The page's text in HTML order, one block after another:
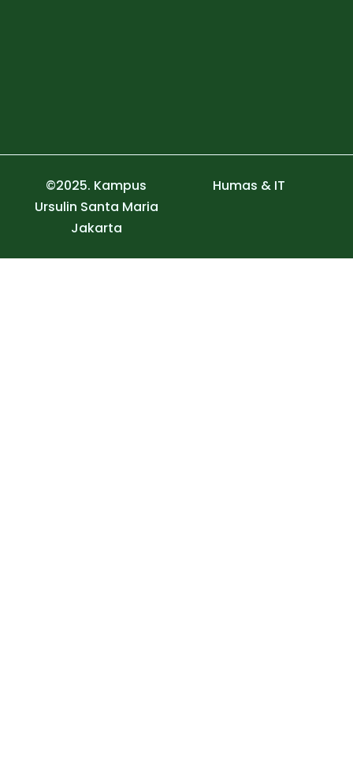
©2025. Kampus
Ursulin Santa Maria
Jakarta
Humas & IT